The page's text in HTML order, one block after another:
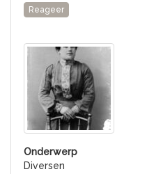
Reageer
Diversen